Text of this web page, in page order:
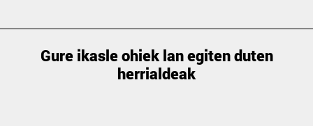
Gure ikasle ohiek lan egiten duten
herrialdeak